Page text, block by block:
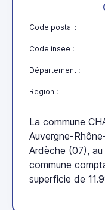
Code postal :
Code insee :
Département :
Region :
La commune
Auvergne-
Ardèche (07),
commune
superficie de